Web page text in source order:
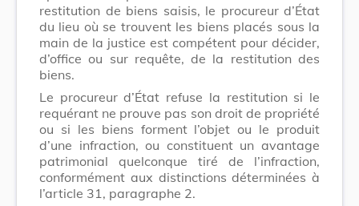
restitution de biens saisis, le procureur d’État
du lieu où se trouvent les biens placés sous la
main de la justice est compétent pour décider,
d’office ou sur requête, de la restitution des
biens.
Le procureur d’État refuse la restitution si le
requérant ne prouve pas son droit de propriété
ou si les biens forment l’objet ou le produit
d’une infraction, ou constituent un avantage
patrimonial quelconque tiré de l’infraction,
conformément aux distinctions déterminées à
l’article 31, paragraphe 2.